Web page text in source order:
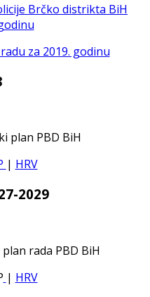
Brčko distrikta BiH
za 2019. godinu
plan PBD BiH
| HRV
2029
rada PBD BiH
| HRV